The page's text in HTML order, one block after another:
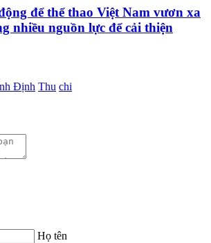
để thể thao Việt Nam vươn xa
nhiều nguồn lực để cải thiện
Định Thu chi
Họ tên